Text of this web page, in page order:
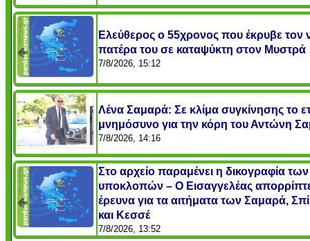
Ελεύθερος ο 55χρονος που έκρυβε τον
πατέρα του σε καταψύκτη στον Μυστρά
7/8/2026, 15:12
Λένα Σαμαρά: Σε κλίμα συγκίνησης το
μνημόσυνο για την κόρη του Αντώνη
7/8/2026, 14:16
Στο αρχείο παραμένει η δικογραφία των
υποκλοπών – Ο Εισαγγελέας
έρευνα για τα αιτήματα των Σαμαρά,
και Κεσσέ
7/8/2026, 13:52